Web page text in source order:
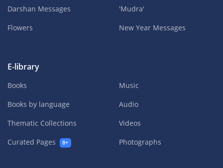
Darshan Messages
Flowers
'Mudra'
New Year Messages
E-library
Books
Books by language
Thematic Collections
Curated Pages
8+
Music
Audio
Videos
Photographs